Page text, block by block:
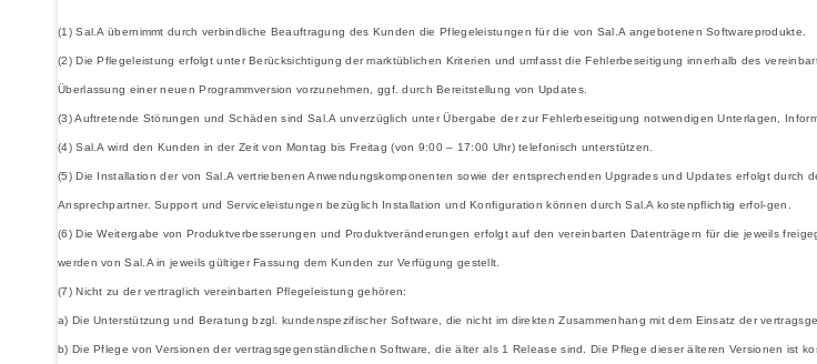
(1) Sal.A übernimmt durch verbindliche Beauftragung des Kunden die Pflegeleistungen für die von Sal.A angebotenen Softwareprodukte.
(2) Die Pflegeleistung erfolgt unter Berücksichtigung der marktüblichen Kriterien und umfasst die Fehlerbeseitigung innerhalb des
Überlassung einer neuen Programmversion vorzunehmen, ggf. durch Bereitstellung von Updates.
(3) Auftretende Störungen und Schäden sind Sal.A unverzüglich unter Übergabe der zur Fehlerbeseitigung notwendigen Unterlagen,
(4) Sal.A wird den Kunden in der Zeit von Montag bis Freitag (von 9:00 – 17:00 Uhr) telefonisch unterstützen.
(5) Die Installation der von Sal.A vertriebenen Anwendungskomponenten sowie der entsprechenden Upgrades und Updates erfolgt durch
Ansprechpartner. Support und Serviceleistungen bezüglich Installation und Konfiguration können durch Sal.A kostenpflichtig erfol-gen.
(6) Die Weitergabe von Produktverbesserungen und Produktveränderungen erfolgt auf den vereinbarten Datenträgern für die jeweils
werden von Sal.A in jeweils gültiger Fassung dem Kunden zur Verfügung gestellt.
(7) Nicht zu der vertraglich vereinbarten Pflegeleistung gehören:
a) Die Unterstützung und Beratung bzgl. kundenspezifischer Software, die nicht im direkten Zusammenhang mit dem Einsatz der
b) Die Pflege von Versionen der vertragsgegenständlichen Software, die älter als 1 Release sind. Die Pflege dieser älteren Versionen ist